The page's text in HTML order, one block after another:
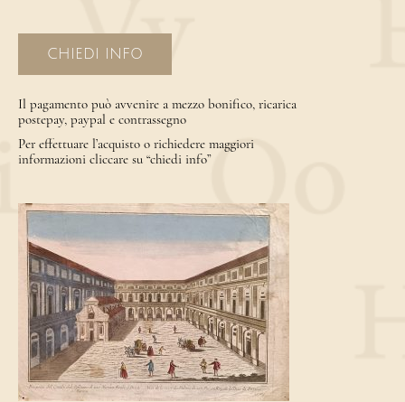
CHIEDI INFO
Il pagamento può avvenire a mezzo bonifico, ricarica
postepay, paypal e contrassegno
Per effettuare l’acquisto o richiedere maggiori
informazioni cliccare su “chiedi info”